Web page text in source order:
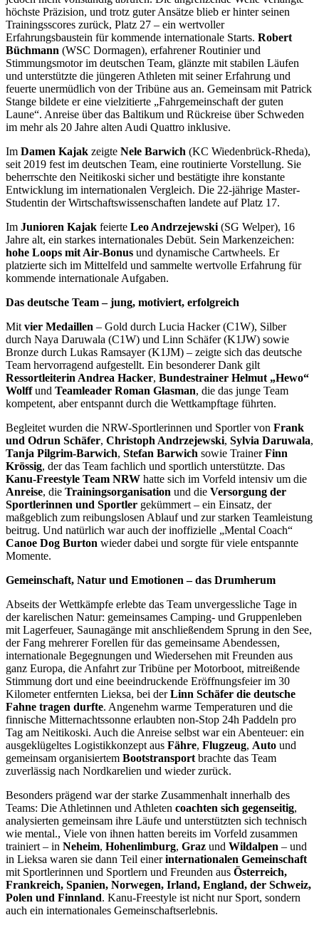
höchste Präzision, und trotz guter Ansätze blieb er hinter seinen
Trainingsscores zurück, Platz 27 – ein wertvoller
Erfahrungsbaustein für kommende internationale Starts. Robert
Büchmann (WSC Dormagen), erfahrener Routinier und
Stimmungsmotor im deutschen Team, glänzte mit stabilen Läufen
und unterstützte die jüngeren Athleten mit seiner Erfahrung und
feuerte unermüdlich von der Tribüne aus an. Gemeinsam mit Patrick
Stange bildete er eine vielzitierte „Fahrgemeinschaft der guten
Laune“. Anreise über das Baltikum und Rückreise über Schweden
im mehr als 20 Jahre alten Audi Quattro inklusive.
Im Damen Kajak zeigte Nele Barwich (KC Wiedenbrück‑Rheda),
seit 2019 fest im deutschen Team, eine routinierte Vorstellung. Sie
beherrschte den Neitikoski sicher und bestätigte ihre konstante
Entwicklung im internationalen Vergleich. Die 22-jährige Master-
Studentin der Wirtschaftswissenschaften landete auf Platz 17.
Im Junioren Kajak feierte Leo Andrzejewski (SG Welper), 16
Jahre alt, ein starkes internationales Debüt. Sein Markenzeichen:
hohe Loops mit Air‑Bonus und dynamische Cartwheels. Er
platzierte sich im Mittelfeld und sammelte wertvolle Erfahrung für
kommende internationale Aufgaben.
Das deutsche Team – jung, motiviert, erfolgreich
Mit vier Medaillen – Gold durch Lucia Hacker (C1W), Silber
durch Naya Daruwala (C1W) und Linn Schäfer (K1JW) sowie
Bronze durch Lukas Ramsayer (K1JM) – zeigte sich das deutsche
Team hervorragend aufgestellt. Ein besonderer Dank gilt
Ressortleiterin Andrea Hacker, Bundestrainer Helmut „Hewo“
Wolffund Teamleader Roman Glasman, die das junge Team
kompetent, aber entspannt durch die Wettkampftage führten.
Begleitet wurden die NRW‑Sportlerinnen und Sportler von Frank
und Odrun Schäfer, Christoph Andrzejewski, Sylvia Daruwala,
Tanja Pilgrim‑Barwich, Stefan Barwich sowie TrainerFinn
Krössig, der das Team fachlich und sportlich unterstützte. Das
Kanu‑Freestyle Team NRW hatte sich im Vorfeld intensiv um die
Anreise, die Trainingsorganisation und die Versorgung der
Sportlerinnen und Sportler gekümmert – ein Einsatz, der
maßgeblich zum reibungslosen Ablauf und zur starken Teamleistung
beitrug. Und natürlich war auch der inoffizielle „Mental Coach“
Canoe Dog Burton wieder dabei und sorgte für viele entspannte
Momente.
Gemeinschaft, Natur und Emotionen – das Drumherum
Abseits der Wettkämpfe erlebte das Team unvergessliche Tage in
der karelischen Natur: gemeinsames Camping‑ und Gruppenleben
mit Lagerfeuer, Saunagänge mit anschließendem Sprung in den See,
der Fang mehrerer Forellen für das gemeinsame Abendessen,
internationale Begegnungen und Wiedersehen mit Freunden aus
ganz Europa, die Anfahrt zur Tribüne per Motorboot, mitreißende
Stimmung dort und eine beeindruckende Eröffnungsfeier im 30
Kilometer entfernten Lieksa, bei derLinn Schäfer die deutsche
Fahne tragen durfte. Angenehm warme Temperaturen und die
finnische Mitternachtssonne erlaubten non-Stop 24h Paddeln pro
Tag am Neitikoski. Auch die Anreise selbst war ein Abenteuer: ein
ausgeklügeltes Logistikkonzept aus Fähre, Flugzeug, Auto und
gemeinsam organisiertem Bootstransport brachte das Team
zuverlässig nach Nordkarelien und wieder zurück.
Besonders prägend war der starke Zusammenhalt innerhalb des
Teams: Die Athletinnen und Athleten coachten sich gegenseitig,
analysierten gemeinsam ihre Läufe und unterstützten sich technisch
wie mental., Viele von ihnen hatten bereits im Vorfeld zusammen
trainiert – in Neheim, Hohenlimburg, Graz und Wildalpen – und
in Lieksa waren sie dann Teil einerinternationalen Gemeinschaft
mit Sportlerinnen und Sportlern und Freunden aus Österreich,
Frankreich, Spanien, Norwegen, Irland, England, der Schweiz,
Polen und Finnland. Kanu-Freestyle ist nicht nur Sport, sondern
auch ein internationales Gemeinschaftserlebnis.